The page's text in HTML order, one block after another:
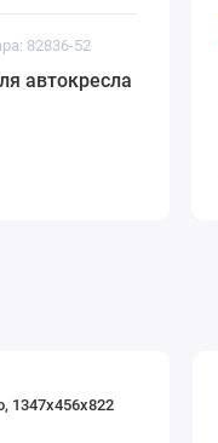
82836-52
автокресла
1347х456х822